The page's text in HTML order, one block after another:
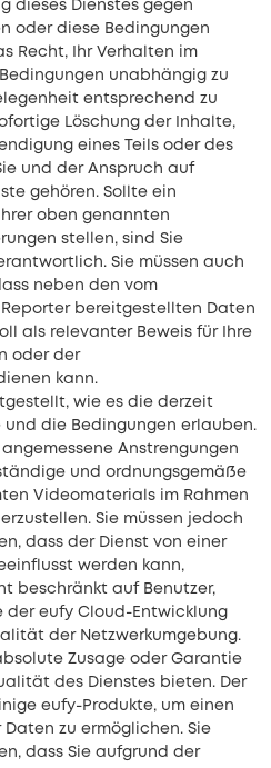
dieses Dienstes gegen
oder diese Bedingungen
Recht, Ihr Verhalten im
unabhängig zu
entsprechend zu
Löschung der Inhalte,
eines Teils oder des
und der Anspruch auf
gehören. Sollte ein
oben genannten
stellen, sind Sie
Sie müssen auch
neben den vom
bereitgestellten Daten
als relevanter Beweis für Ihre
oder der
kann.
wie es die derzeit
die Bedingungen erlauben.
Anstrengungen
und ordnungsgemäße
Videomaterials im Rahmen
Sie müssen jedoch
dass der Dienst von einer
werden kann,
beschränkt auf Benutzer,
der eufy Cloud-Entwicklung
der Netzwerkumgebung.
Zusage oder Garantie
des Dienstes bieten. Der
eufy-Produkte, um einen
zu ermöglichen. Sie
dass Sie aufgrund der